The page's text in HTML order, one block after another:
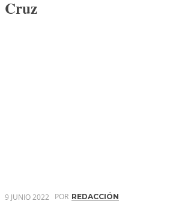
Cruz
9 JUNIO 2022 POR REDACCIÓN